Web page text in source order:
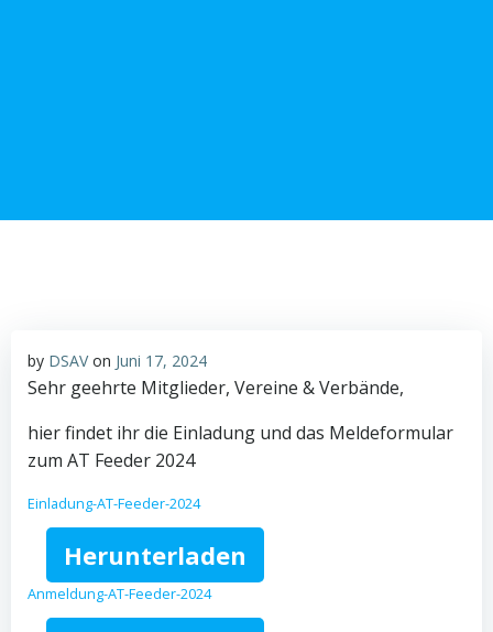
by DSAV on Juni 17, 2024
Sehr geehrte Mitglieder, Vereine & Verbände,
hier findet ihr die Einladung und das Meldeformular
zum AT Feeder 2024
Einladung-AT-Feeder-2024
Herunterladen
Anmeldung-AT-Feeder-2024